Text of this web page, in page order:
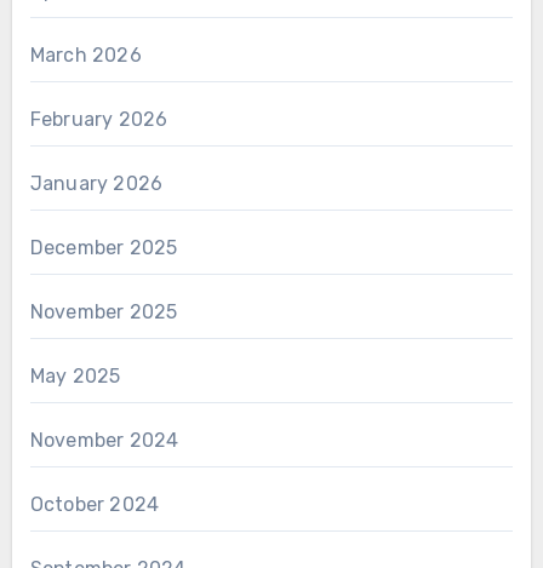
March 2026
February 2026
January 2026
December 2025
November 2025
May 2025
November 2024
October 2024